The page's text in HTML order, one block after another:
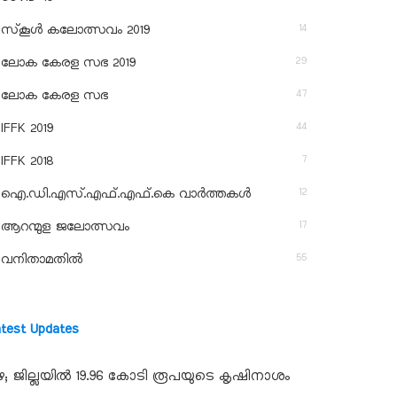
സ്‌കൂള്‍ കലോത്സവം 2019 14
ലോക കേരള സഭ 2019 29
ലോക കേരള സഭ 47
IFFK 2019 44
IFFK 2018 7
ഐ.ഡി.എസ്.എഫ്.എഫ്.കെ വാർത്തകൾ 12
ആറന്മുള ജലോത്സവം 17
വനിതാമതിൽ 55
Updates
ജില്ലയില്‍ 19.96 കോടി രൂപയുടെ കൃഷിനാശം